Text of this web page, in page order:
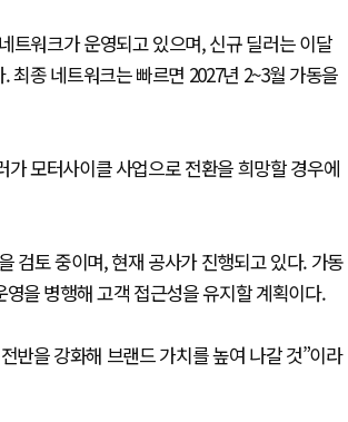
트워크가 운영되고 있으며, 신규 딜러는 이달
종 네트워크는 빠르면 2027년 2~3월 가동을
모터사이클 사업으로 전환을 희망할 경우에
검토 중이며, 현재 공사가 진행되고 있다. 가동
을 병행해 고객 접근성을 유지할 계획이다.
반을 강화해 브랜드 가치를 높여 나갈 것”이라